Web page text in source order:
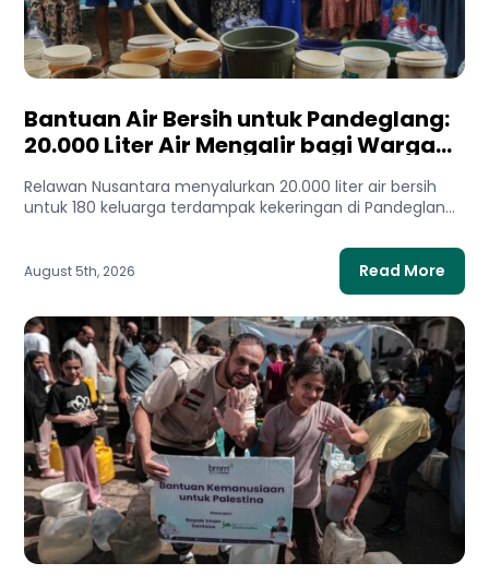
Bantuan Air Bersih untuk Pandeglang:
20.000 Liter Air Mengalir bagi Warga
Relawan Nusantara menyalurkan 20.000 liter air bersih
untuk 180 keluarga terdampak kekeringan di Pandeglang,
August 5th, 2026 Read More